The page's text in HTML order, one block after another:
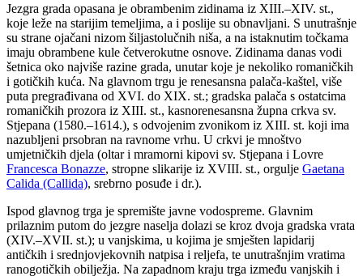
Jezgra grada opasana je obrambenim zidinama iz XIII.–XIV. st.,
koje leže na starijim temeljima, a i poslije su obnavljani. S unutrašnje
su strane ojačani nizom šiljastolučnih niša, a na istaknutim točkama
imaju obrambene kule četverokutne osnove. Zidinama danas vodi
šetnica oko najviše razine grada, unutar koje je nekoliko romaničkih
i gotičkih kuća. Na glavnom trgu je renesansna palača-kaštel, više
puta pregrađivana od XVI. do XIX. st.; gradska palača s ostatcima
romaničkih prozora iz XIII. st., kasnorenesansna župna crkva sv.
Stjepana (1580.–1614.), s odvojenim zvonikom iz XIII. st. koji ima
nazubljeni prsobran na ravnome vrhu. U crkvi je mnoštvo
umjetničkih djela (oltar i mramorni kipovi sv. Stjepana i Lovre
Francesca Bonazze, stropne slikarije iz XVIII. st., orgulje Gaetana
Calida (Callida), srebrno posuđe i dr.).
Ispod glavnog trga je spremište javne vodospreme. Glavnim
prilaznim putom do jezgre naselja dolazi se kroz dvoja gradska vrata
(XIV.–XVII. st.); u vanjskima, u kojima je smješten lapidarij
antičkih i srednjovjekovnih natpisa i reljefa, te unutrašnjim vratima
ranogotičkih obilježja. Na zapadnom kraju trga između vanjskih i